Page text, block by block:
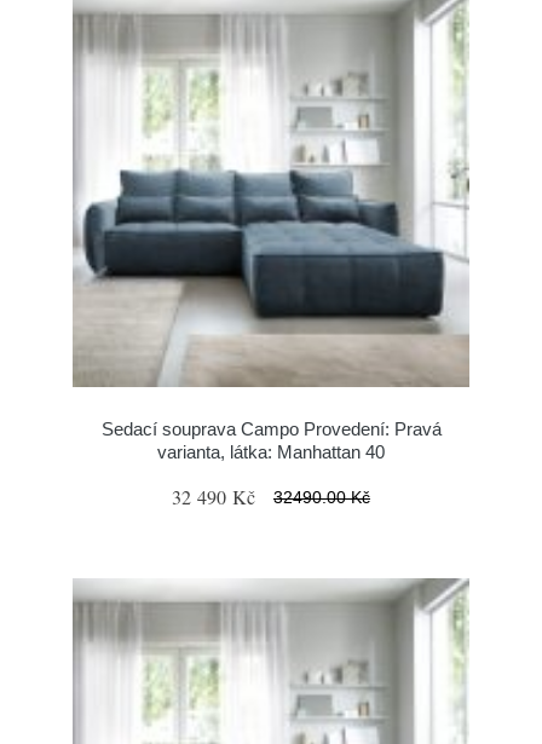
Sedací souprava Campo Provedení: Pravá
varianta, látka: Manhattan 40
32 490 Kč 32490.00 Kč